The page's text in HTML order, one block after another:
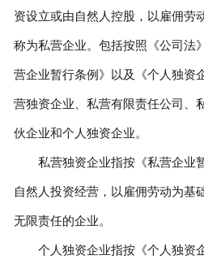
资设立或由自然人控股，以雇佣劳
称为私营企业。包括按照《公司法
营企业暂行条例》以及《个人独资
营独资企业、私营有限责任公司、
伙企业和个人独资企业。
私营独资企业指按《私营企业
自然人投资经营，以雇佣劳动为基
无限责任的企业。
个人独资企业指按《个人独资